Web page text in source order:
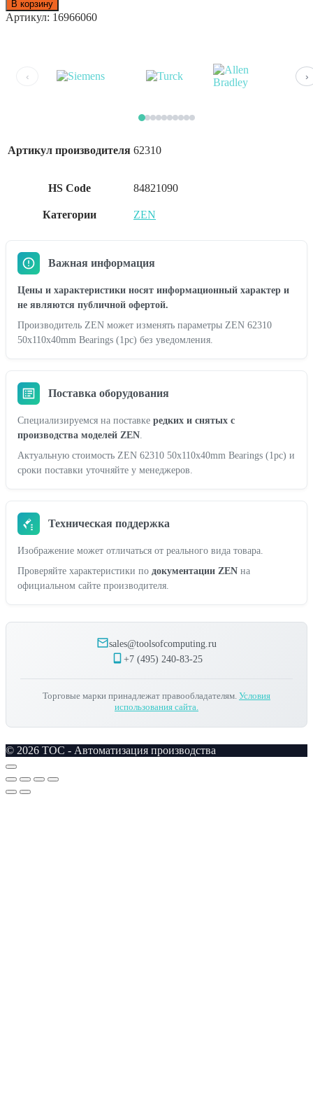
В корзину
Артикул: 16966060
‹ ›
Артикул производителя 62310
HS Code 84821090
Категории ZEN
Важная информация
Цены и характеристики носят информационный характер и
не являются публичной офертой.
Производитель ZEN может изменять параметры ZEN 62310
50x110x40mm Bearings (1pc) без уведомления.
Поставка оборудования
Специализируемся на поставке редких и снятых с
производства моделей ZEN
Актуальную стоимость ZEN 62310 50x110x40mm Bearings (1pc) и
сроки поставки уточняйте у менеджеров.
Техническая поддержка
Изображение может отличаться от реального вида товара.
Проверяйте характеристики по документации ZEN на
официальном сайте производителя.
sales@toolsofcomputing.ru
+7 (495) 240-83-25
Торговые марки принадлежат правообладателям. Условия
использования сайта.
© 2026 TOC - Автоматизация производства